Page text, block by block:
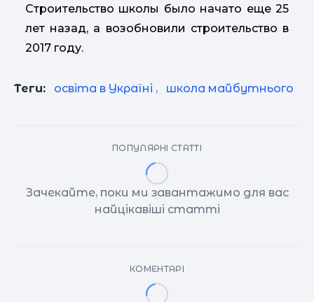
Строительство школы было начато еще 25
лет назад, а возобновили строительство в
2017 году.
Теги: освіта в Україні , школа майбутнього
ПОПУЛЯРНІ СТАТТІ
Зачекайте, поки ми завантажимо для вас
найцікавіші статті
КОМЕНТАРІ